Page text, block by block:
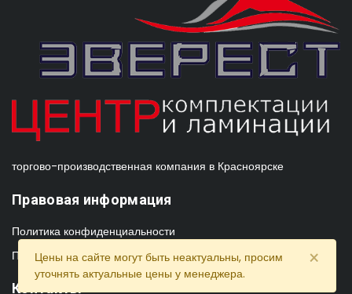
Цены на сайте могут быть неактуальны, просим
уточнять актуальные цены у менеджера.
×
торгово-производственная компания в Красноярске
Правовая информация
Политика конфиденциальности
Пользовательское соглашение
Контакты